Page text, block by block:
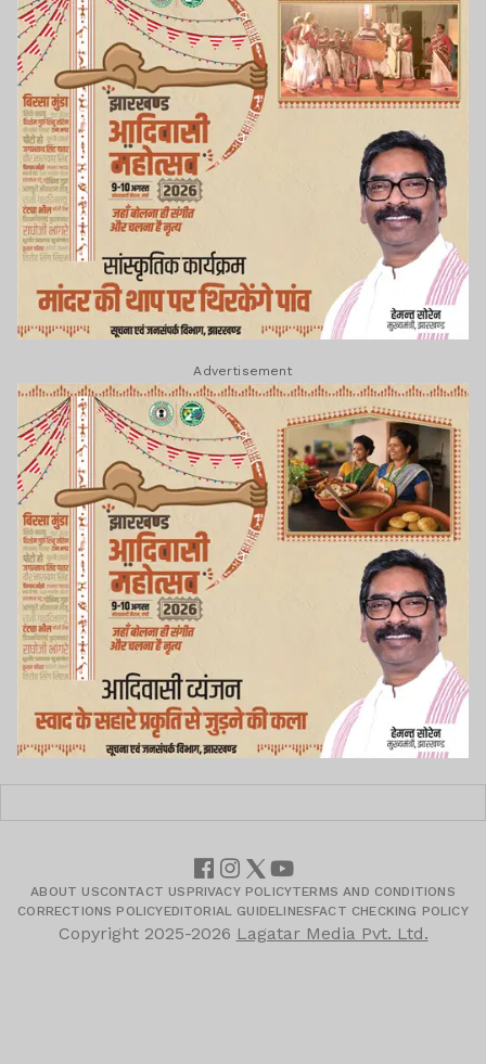
Advertisement
ABOUT USCONTACT US PRIVACY POLICYTERMS AND CONDITIONS
CORRECTIONS POLICYEDITORIAL GUIDELINESFACT CHECKING POLICY
Copyright 2025-2026 Lagatar Media Pvt. Ltd.